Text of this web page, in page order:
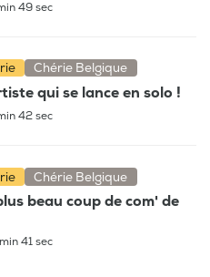
49 sec
Chérie Belgique
qui se lance en solo !
42 sec
Chérie Belgique
beau coup de com' de
41 sec